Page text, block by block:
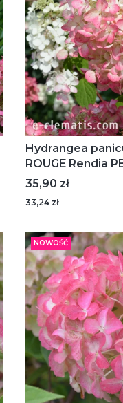
Hydrangea
ROUGE Rendia
bukietowa
Cena
35,90 zł
33,24 zł
NOWOŚĆ